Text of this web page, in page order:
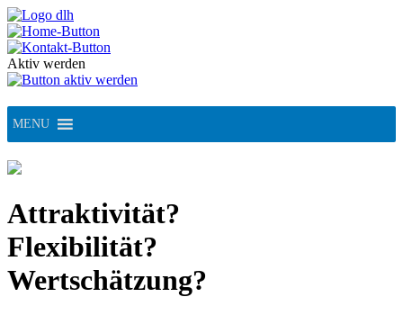
Skip
to
content
Aktiv werden
MENU
Attraktivität?
Flexibilität?
Wertschätzung?